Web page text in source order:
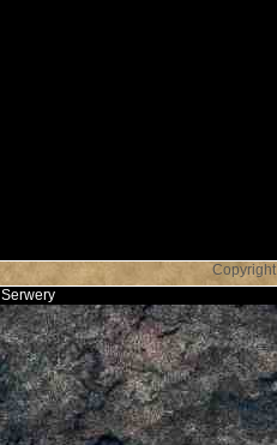
Serwery